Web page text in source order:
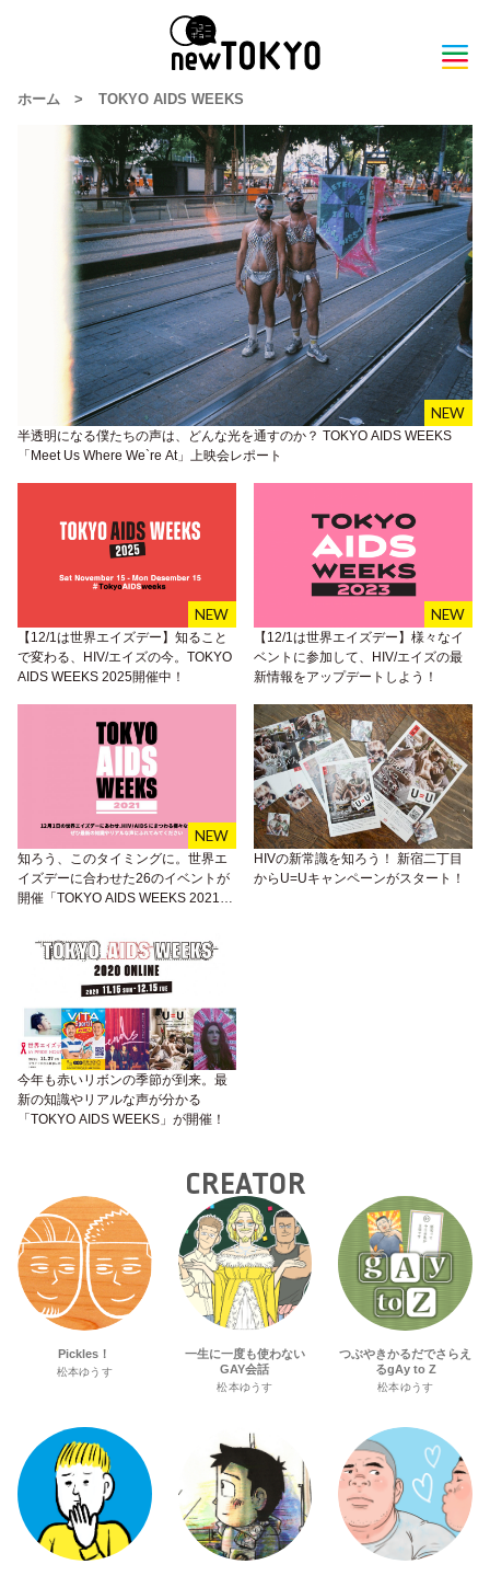
ホーム > TOKYO AIDS WEEKS
半透明になる僕たちの声は、どんな光を通すのか？ TOKYO AIDS WEEKS
「Meet Us Where We`re At」上映会レポート
【12/1は世界エイズデー】知ること
で変わる、HIV/エイズの今。TOKYO
AIDS WEEKS 2025開催中！
【12/1は世界エイズデー】様々なイ
ベントに参加して、HIV/エイズの最
新情報をアップデートしよう！
知ろう、このタイミングに。世界エ
イズデーに合わせた26のイベントが
開催「TOKYO AIDS WEEKS 2021」
HIVの新常識を知ろう！ 新宿二丁目
からU=Uキャンペーンがスタート！
今年も赤いリボンの季節が到来。最
新の知識やリアルな声が分かる
「TOKYO AIDS WEEKS」が開催！
CREATOR
Pickles！
松本ゆうす
一生に一度も使わない
GAY会話
松本ゆうす
つぶやきかるだでさらえ
るgAy to Z
松本ゆうす